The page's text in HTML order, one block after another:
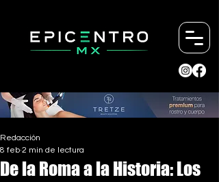
De la Roma a la Historia: Los
Redacción
8 feb 2 min de lectura